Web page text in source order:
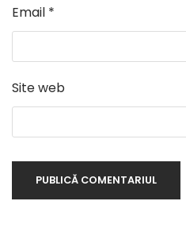
Email *
Site web